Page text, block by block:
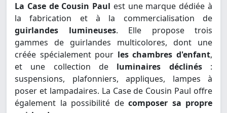
La Case de Cousin Paul est une marque dédiée à
la fabrication et à la commercialisation de
guirlandes lumineuses. Elle propose trois
gammes de guirlandes multicolores, dont une
créée spécialement pour les chambres d'enfant,
et une collection de luminaires déclinés:
suspensions, plafonniers, appliques, lampes à
poser et lampadaires. La Case de Cousin Paul offre
également la possibilité de composer sa propre